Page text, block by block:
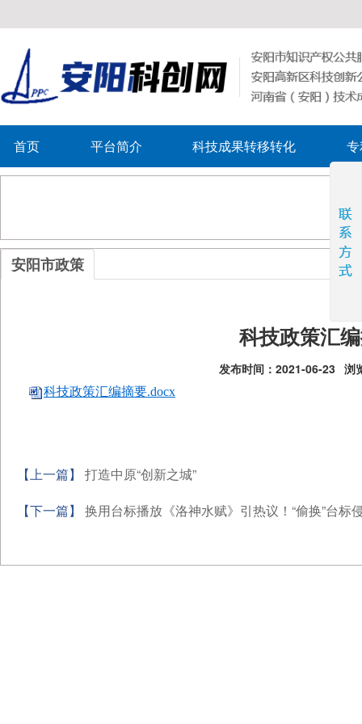
首页 平台简介 科技成果转移转化
安阳市政策
科技政策汇
发布时间：2021-06-23 浏
科技政策汇编摘要.docx
【上一篇】
打造中原“创新之城”
【下一篇】
换用台标播放《洛神水赋》引热议！“偷换”台标